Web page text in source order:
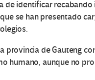
de identificar
se han presentado
provincia de Gauteng
humano, aunque no